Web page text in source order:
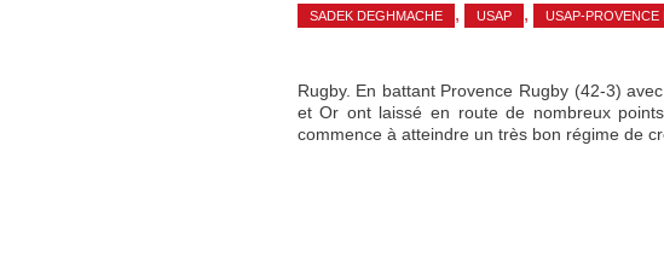
SADEK DEGHMACHE , USAP , USAP-PROVENCE
Rugby. En battant Provence Rugby (42-3)
et Or ont laissé en route de nombreux
commence à atteindre un très bon régime de